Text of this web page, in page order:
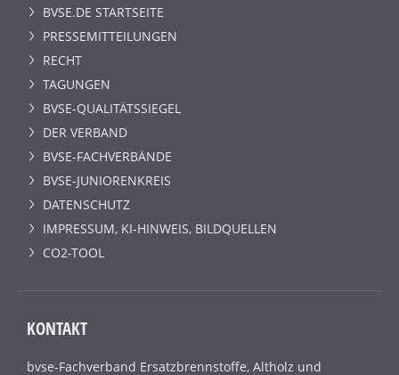
BVSE.DE STARTSEITE
PRESSEMITTEILUNGEN
RECHT
TAGUNGEN
BVSE-QUALITÄTSSIEGEL
DER VERBAND
BVSE-FACHVERBÄNDE
BVSE-JUNIORENKREIS
DATENSCHUTZ
IMPRESSUM, KI-HINWEIS, BILDQUELLEN
CO2-TOOL
KONTAKT
bvse-Fachverband Ersatzbrennstoffe, Altholz und